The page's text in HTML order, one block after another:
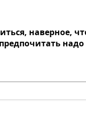
наверное,